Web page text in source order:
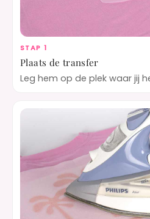
STAP 1
Plaats de transfer
Leg hem op de plek waar jij